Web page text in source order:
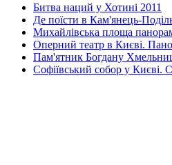
Битва наций у Хотині 2011
Де поїсти в Кам'янець-
Михайлівська площа
Оперний театр в Києві.
Пам'ятник Богдану
Софіївський собор у Києві.